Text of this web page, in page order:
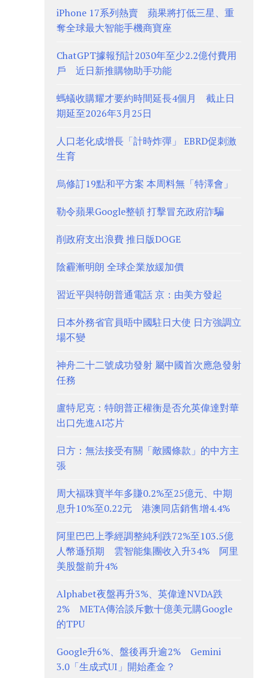
iPhone 17系列熱賣 蘋果將打低三星、重
奪全球最大智能手機商寶座
ChatGPT據報預計2030年至少2.2億付費用
戶 近日新推購物助手功能
螞蟻收購耀才要約時間延長4個月 截止日
期延至2026年3月25日
人口老化成增長「計時炸彈」 EBRD促刺激
生育
烏修訂19點和平方案 本周料無「特澤會」
勒令蘋果Google整頓 打擊冒充政府詐騙
削政府支出浪費 推日版DOGE
陰霾漸明朗 全球企業放緩加價
習近平與特朗普通電話 京：由美方發起
日本外務省官員晤中國駐日大使 日方強調立
場不變
神舟二十二號成功發射 屬中國首次應急發射
任務
盧特尼克：特朗普正權衡是否允英偉達對華
出口先進AI芯片
日方：無法接受有關「敵國條款」的中方主
張
周大福珠寶半年多賺0.2%至25億元、中期
息升10%至0.22元 港澳同店銷售增4.4%
阿里巴巴上季經調整純利跌72%至103.5億
人幣遜預期 雲智能集團收入升34% 阿里
美股盤前升4%
Alphabet夜盤再升3%、英偉達NVDA跌
2% META傳洽談斥數十億美元購Google
的TPU
Google升6%、盤後再升逾2% Gemini
3.0「生成式UI」開始產金？